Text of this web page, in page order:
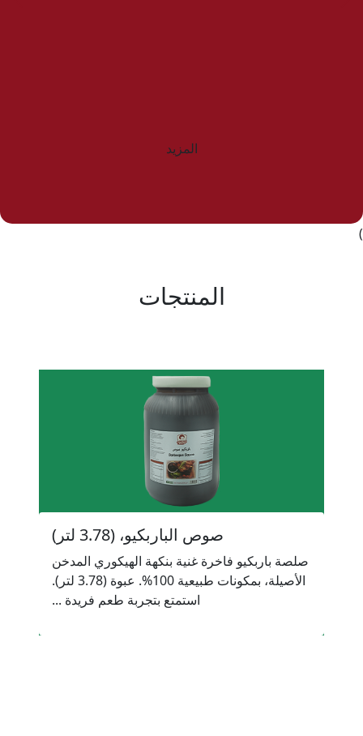
المزيد
)
المنتجات
صوص الباربكيو، (3.78 لتر)
صلصة باربكيو فاخرة غنية بنكهة الهيكوري المدخن
الأصيلة، بمكونات طبيعية 100%. عبوة (3.78 لتر).
استمتع بتجربة طعم فريدة ...